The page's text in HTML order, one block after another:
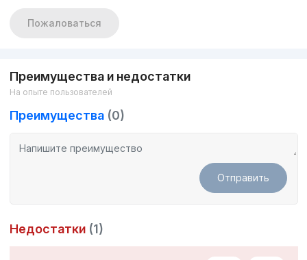
ландшафтным дизайном, включая детские площадки и
Благодаря удобному расположению комплекс имеет
будет легко добраться до любой точки.
В шаговой доступности от комплекса расположены:
учебные заведения, различные магазины, аптеки и кафе.
Пожаловаться
Преимущества и недостатки
На опыте пользователей
Преимущества (0)
Отправить
Недостатки (1)